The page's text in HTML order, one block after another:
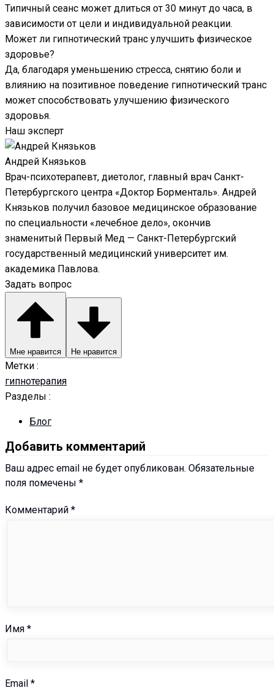
Типичный сеанс может длиться от 30 минут до часа, в
зависимости от цели и индивидуальной реакции.
Может ли гипнотический транс улучшить физическое
здоровье?
Да, благодаря уменьшению стресса, снятию боли и
влиянию на позитивное поведение гипнотический транс
может способствовать улучшению физического
здоровья.
Наш эксперт
Андрей Князьков
Врач-психотерапевт, диетолог, главный врач Санкт-
Петербургского центра «Доктор Борменталь». Андрей
Князьков получил базовое медицинское образование
по специальности «лечебное дело», окончив
знаменитый Первый Мед — Санкт-Петербургский
государственный медицинский университет им.
академика Павлова.
Задать вопрос
Мне нравится Не нравится
Метки :
гипнотерапия
Разделы :
Блог
Добавить комментарий
Ваш адрес email не будет опубликован. Обязательные
поля помечены *
Комментарий *
Имя *
Email *